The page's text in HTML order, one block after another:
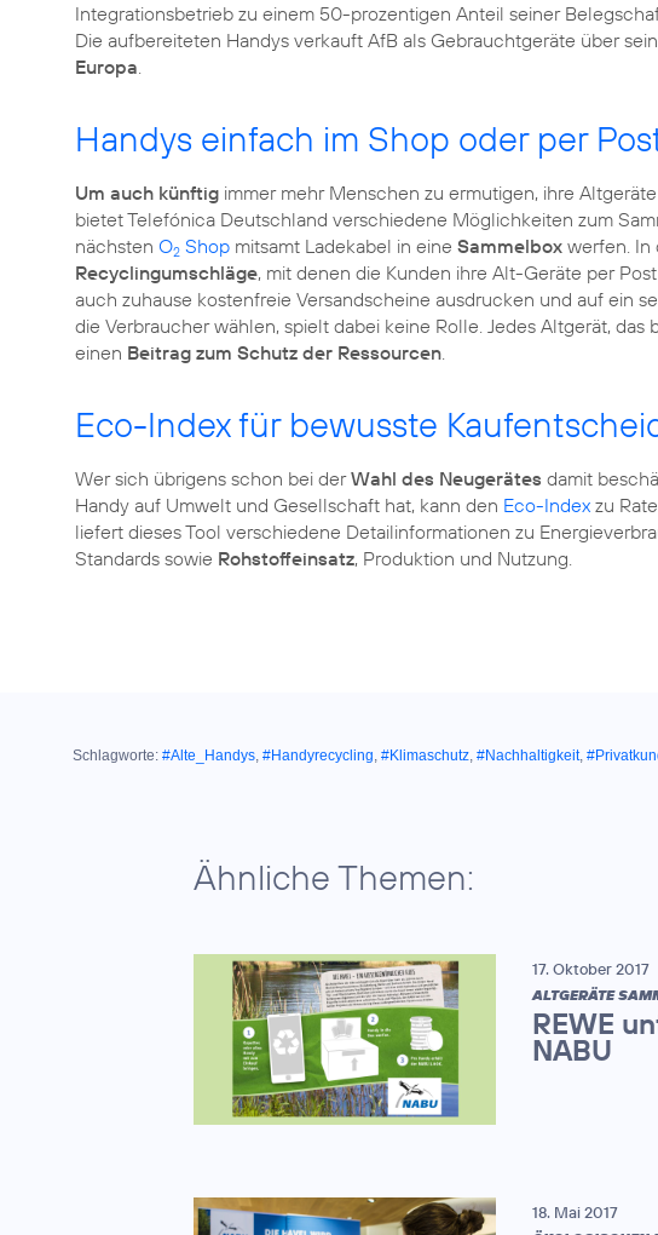
Integrationsbetrieb zu einem 50-prozentigen Anteil seiner
Die aufbereiteten Handys verkauft AfB als Gebrauchtgeräte über
Europa.
Handys einfach im Shop oder per
Um auch künftig immer mehr Menschen zu ermutigen, ihre
bietet Telefónica Deutschland verschiedene Möglichkeiten zum
nächsten O2 Shop mitsamt Ladekabel in eine Sammelbox werfen. In
Recyclingumschläge, mit denen die Kunden ihre Alt-Geräte per
auch zuhause kostenfreie Versandscheine ausdrucken und auf ein
die Verbraucher wählen, spielt dabei keine Rolle. Jedes Altgerät,
einen Beitrag zum Schutz der Ressourcen.
Eco-Index für bewusste
Wer sich übrigens schon bei derWahl des Neugerätes damit
Handy auf Umwelt und Gesellschaft hat, kann den Eco-Index zu
liefert dieses Tool verschiedene Detailinformationen zu
Standards sowie Rohstoffeinsatz, Produktion und Nutzung.
Schlagworte: #Alte_Handys, #Handyrecycling, #Klimaschutz, #Nachhaltigkeit,
Ähnliche Themen:
17. Oktober 2017
ALTGERÄTE
REWE
NABU
18. Mai 2017